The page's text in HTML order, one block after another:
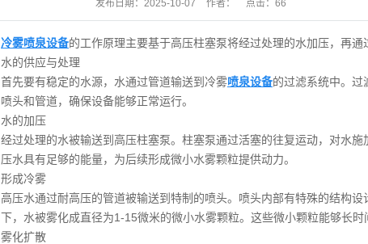
发布日期： 2025-10-07 作者： 点击： 66
冷雾喷泉设备的工作原理主要基于高压柱塞泵将经过处理的水加压，再通
水的供应与处理
首先要有稳定的水源，水通过管道输送到冷雾喷泉设备的过滤系统中。过
喷头和管道，确保设备能够正常运行。
水的加压
经过处理的水被输送到高压柱塞泵。柱塞泵通过活塞的往复运动，对水
压水具有足够的能量，为后续形成微小水雾颗粒提供动力。
形成冷雾
高压水通过耐高压的管道被输送到特制的喷头。喷头内部有特殊的结构
下，水被雾化成直径为1-15微米的微小水雾颗粒。这些微小颗粒能够长时
雾化扩散